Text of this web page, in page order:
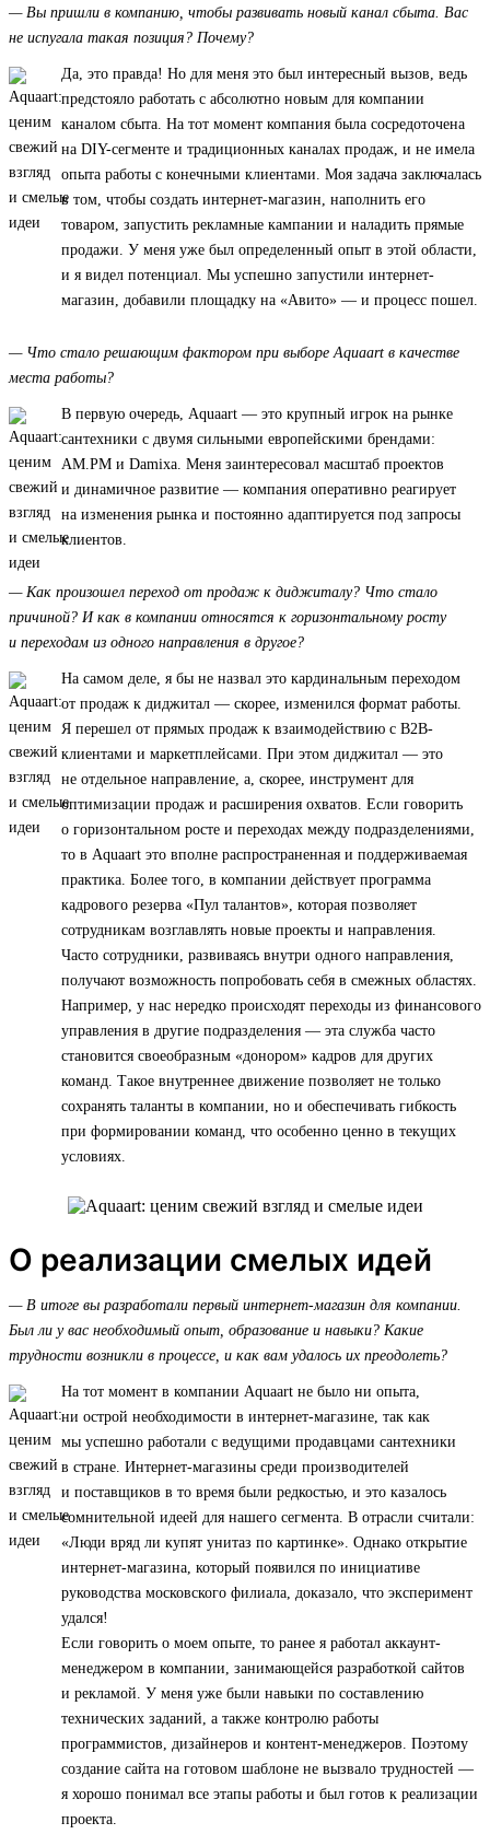
— Вы пришли в компанию, чтобы развивать новый канал сбыта. Вас
не испугала такая позиция? Почему?
Да, это правда! Но для меня это был интересный вызов, ведь
предстояло работать с абсолютно новым для компании
каналом сбыта. На тот момент компания была сосредоточена
на DIY-сегменте и традиционных каналах продаж, и не имела
опыта работы с конечными клиентами. Моя задача заключалась
в том, чтобы создать интернет-магазин, наполнить его
товаром, запустить рекламные кампании и наладить прямые
продажи. У меня уже был определенный опыт в этой области,
и я видел потенциал. Мы успешно запустили интернет-
магазин, добавили площадку на «Авито» — и процесс пошел.
— Что стало решающим фактором при выборе Aquaart в качестве
места работы?
В первую очередь, Aquaart — это крупный игрок на рынке
сантехники с двумя сильными европейскими брендами:
AM.PM и Damixa. Меня заинтересовал масштаб проектов
и динамичное развитие — компания оперативно реагирует
на изменения рынка и постоянно адаптируется под запросы
клиентов.
— Как произошел переход от продаж к диджиталу? Что стало
причиной? И как в компании относятся к горизонтальному росту
и переходам из одного направления в другое?
На самом деле, я бы не назвал это кардинальным переходом
от продаж к диджитал — скорее, изменился формат работы.
Я перешел от прямых продаж к взаимодействию с B2B-
клиентами и маркетплейсами. При этом диджитал — это
не отдельное направление, а, скорее, инструмент для
оптимизации продаж и расширения охватов. Если говорить
о горизонтальном росте и переходах между подразделениями,
то в Aquaart это вполне распространенная и поддерживаемая
практика. Более того, в компании действует программа
кадрового резерва «Пул талантов», которая позволяет
сотрудникам возглавлять новые проекты и направления.
Часто сотрудники, развиваясь внутри одного направления,
получают возможность попробовать себя в смежных областях.
Например, у нас нередко происходят переходы из финансового
управления в другие подразделения — эта служба часто
становится своеобразным «донором» кадров для других
команд. Такое внутреннее движение позволяет не только
сохранять таланты в компании, но и обеспечивать гибкость
при формировании команд, что особенно ценно в текущих
условиях.
О реализации смелых идей
— В итоге вы разработали первый интернет-магазин для компании.
Был ли у вас необходимый опыт, образование и навыки? Какие
трудности возникли в процессе, и как вам удалось их преодолеть?
На тот момент в компании Aquaart не было ни опыта,
ни острой необходимости в интернет-магазине, так как
мы успешно работали с ведущими продавцами сантехники
в стране. Интернет-магазины среди производителей
и поставщиков в то время были редкостью, и это казалось
сомнительной идеей для нашего сегмента. В отрасли считали:
«Люди вряд ли купят унитаз по картинке». Однако открытие
интернет-магазина, который появился по инициативе
руководства московского филиала, доказало, что эксперимент
удался!
Если говорить о моем опыте, то ранее я работал аккаунт-
менеджером в компании, занимающейся разработкой сайтов
и рекламой. У меня уже были навыки по составлению
технических заданий, а также контролю работы
программистов, дизайнеров и контент-менеджеров. Поэтому
создание сайта на готовом шаблоне не вызвало трудностей —
я хорошо понимал все этапы работы и был готов к реализации
проекта.